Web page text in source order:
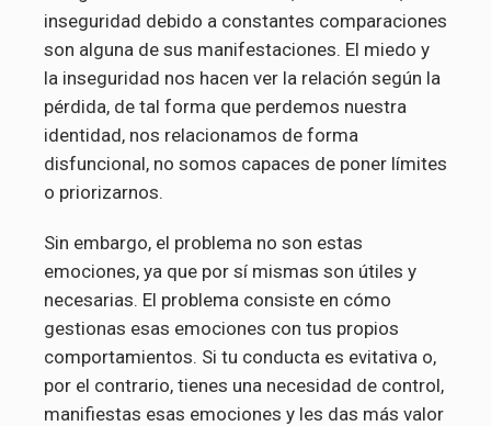
inseguridad debido a constantes comparaciones
son alguna de sus manifestaciones. El miedo y
la inseguridad nos hacen ver la relación según la
pérdida, de tal forma que perdemos nuestra
identidad, nos relacionamos de forma
disfuncional, no somos capaces de poner límites
o priorizarnos.
Sin embargo, el problema no son estas
emociones, ya que por sí mismas son útiles y
necesarias. El problema consiste en cómo
gestionas esas emociones con tus propios
comportamientos. Si tu conducta es evitativa o,
por el contrario, tienes una necesidad de control,
manifiestas esas emociones y les das más valor